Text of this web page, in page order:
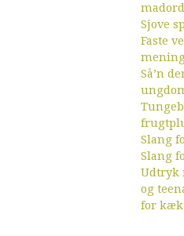
madord
Sjove
Faste
Så’n
Slang
Slang
Udtryk
og
for kæk